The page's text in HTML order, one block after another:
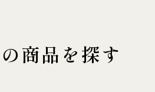
商品を探す